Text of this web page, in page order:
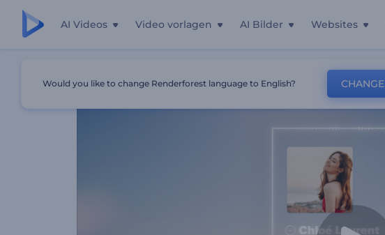
AI Videos Video vorlagen AI Bilder Websites
Would you like to change Renderforest language to English? CHANGE